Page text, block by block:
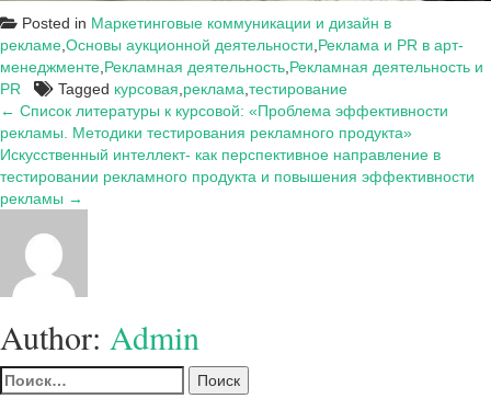
Posted in Маркетинговые коммуникации и дизайн в
рекламе Основы аукционной деятельности Реклама и PR в арт-
менеджменте Рекламная деятельность Рекламная деятельность и
PR
Tagged курсовая реклама тестирование
Навигация
по
записям
← Список литературы к курсовой: «Проблема эффективности
рекламы. Методики тестирования рекламного продукта»
Искусственный интеллект- как перспективное направление в
тестировании рекламного продукта и повышения эффективности
рекламы →
Author: Admin
Найти: